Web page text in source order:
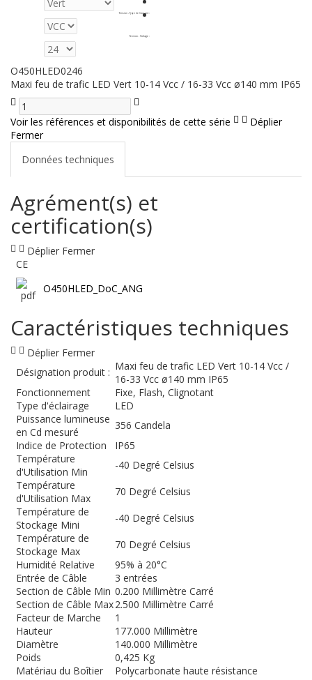
Tension - Type de Courant :
Tension - Voltage :
O450HLED0246
Maxi feu de trafic LED Vert 10-14 Vcc / 16-33 Vcc ø140 mm IP65
Voir les références et disponibilités de cette série
Déplier
Fermer
Données techniques
Agrément(s) et
certification(s)
Déplier Fermer
CE
O450HLED_DoC_ANG
Caractéristiques techniques
Déplier Fermer
Désignation produit : Maxi feu de trafic LED Vert 10-14 Vcc /
16-33 Vcc ø140 mm IP65
Fonctionnement
Fixe, Flash, Clignotant
Type d'éclairage
LED
Puissance lumineuse
en Cd mesuré
356 Candela
Indice de Protection
IP65
Température
d'Utilisation Min
-40 Degré Celsius
Température
d'Utilisation Max
70 Degré Celsius
Température de
Stockage Mini
-40 Degré Celsius
Température de
Stockage Max
70 Degré Celsius
Humidité Relative
95% à 20°C
Entrée de Câble
3 entrées
Section de Câble Min 0.200 Millimètre Carré
Section de Câble Max2.500 Millimètre Carré
Facteur de Marche
1
Hauteur
177.000 Millimètre
Diamètre
140.000 Millimètre
Poids
0,425 Kg
Matériau du Boîtier
Polycarbonate haute résistance